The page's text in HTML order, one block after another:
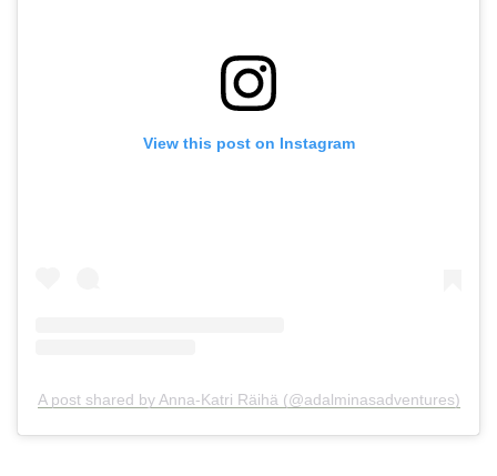
View this post on Instagram
A post shared by Anna-Katri Räihä (@adalminasadventures)